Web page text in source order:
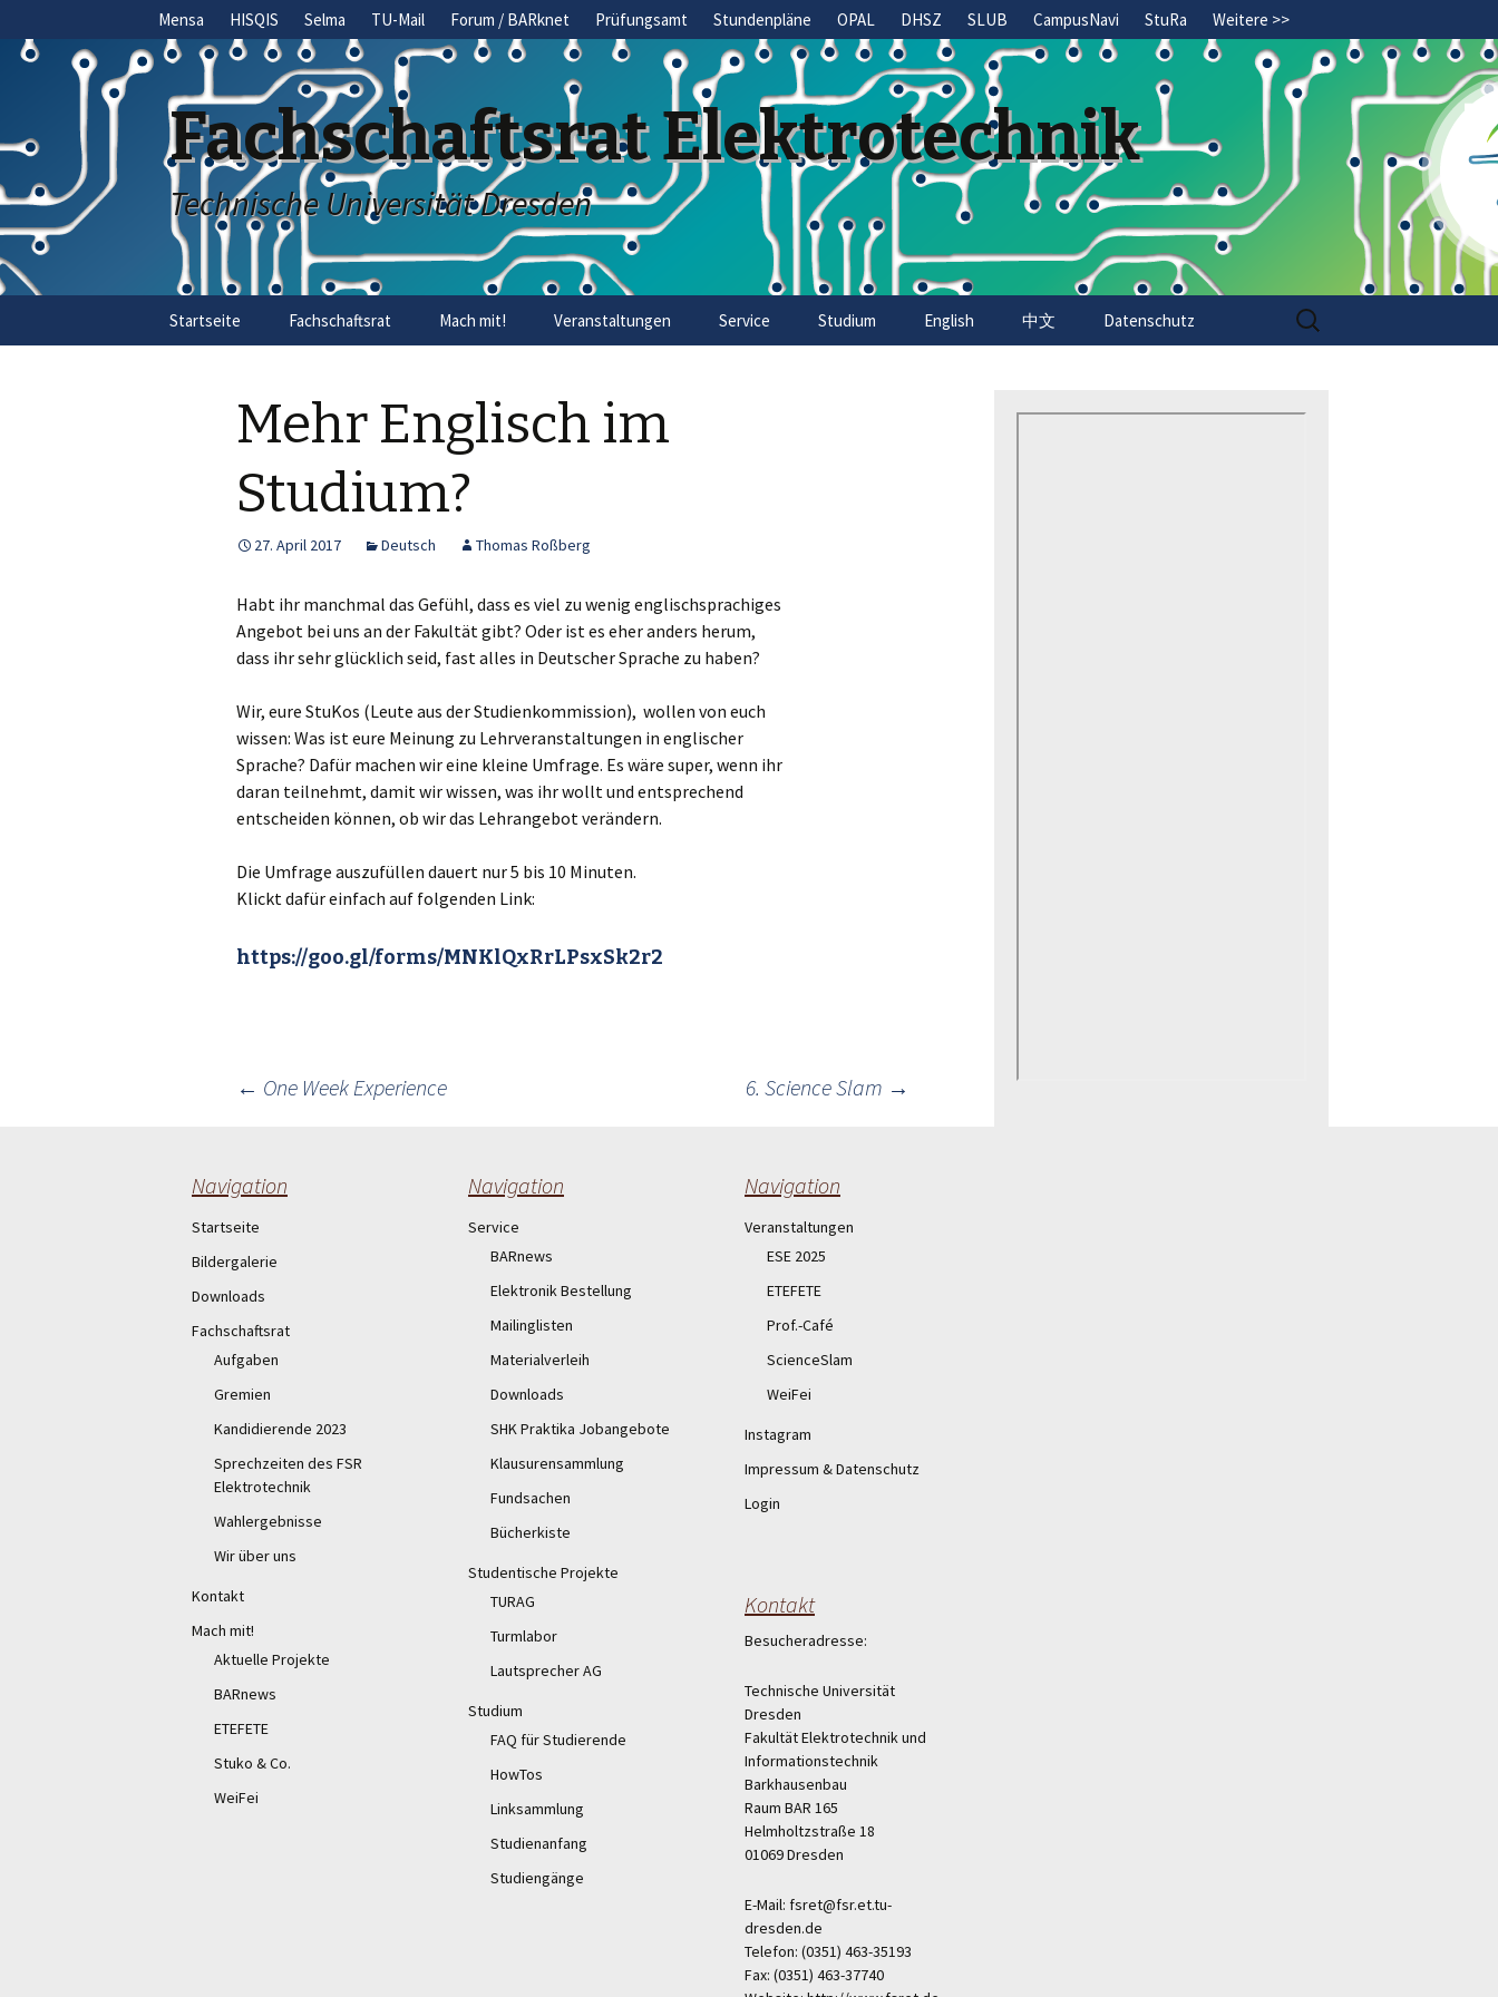
Mensa HISQIS Selma TU-Mail Forum / BARknet Prüfungsamt Stundenpläne OPAL DHSZ SLUB CampusNavi StuRa Weitere >>
Fachschaftsrat Elektrotechnik
Technische Universität Dresden
Startseite Fachschaftsrat Mach mit! Veranstaltungen Service Studium English 中文 Datenschutz
Search
for:
Mehr Englisch im
Studium?
27. April 2017 Deutsch Thomas Roßberg
Habt ihr manchmal das Gefühl, dass es viel zu wenig englischsprachiges
Angebot bei uns an der Fakultät gibt? Oder ist es eher anders herum,
dass ihr sehr glücklich seid, fast alles in Deutscher Sprache zu haben?
Wir, eure StuKos (Leute aus der Studienkommission), wollen von euch
wissen: Was ist eure Meinung zu Lehrveranstaltungen in englischer
Sprache? Dafür machen wir eine kleine Umfrage. Es wäre super, wenn ihr
daran teilnehmt, damit wir wissen, was ihr wollt und entsprechend
entscheiden können, ob wir das Lehrangebot verändern.
Die Umfrage auszufüllen dauert nur 5 bis 10 Minuten.
Klickt dafür einfach auf folgenden Link:
https://goo.gl/forms/MNKlQxRrLPsxSk2r2
navigation
← One Week Experience 6. Science Slam →
Navigation
Startseite
Bildergalerie
Downloads
Fachschaftsrat
Aufgaben
Gremien
Kandidierende 2023
Sprechzeiten des FSR
Elektrotechnik
Wahlergebnisse
Wir über uns
Kontakt
Mach mit!
Aktuelle Projekte
BARnews
ETEFETE
Stuko & Co.
WeiFei
Navigation
Service
BARnews
Elektronik Bestellung
Mailinglisten
Materialverleih
Downloads
SHK Praktika Jobangebote
Klausurensammlung
Fundsachen
Bücherkiste
Studentische Projekte
TURAG
Turmlabor
Lautsprecher AG
Studium
FAQ für Studierende
HowTos
Linksammlung
Studienanfang
Studiengänge
Navigation
Veranstaltungen
ESE 2025
ETEFETE
Prof.-Café
ScienceSlam
WeiFei
Instagram
Impressum & Datenschutz
Login
Kontakt
Besucheradresse:
Technische Universität
Dresden
Fakultät Elektrotechnik und
Informationstechnik
Barkhausenbau
Raum BAR 165
Helmholtzstraße 18
01069 Dresden
E-Mail: fsret@fsr.et.tu-
dresden.de
Telefon: (0351) 463-35193
Fax: (0351) 463-37740